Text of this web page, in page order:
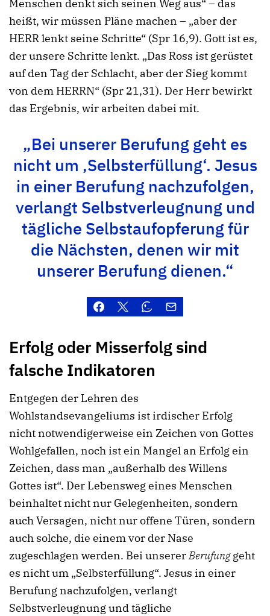
Menschen denkt sich seinen Weg aus“ – das
heißt, wir müssen Pläne machen – „aber der
HERR lenkt seine Schritte“ (Spr 16,9). Gott ist es,
der unsere Schritte lenkt. „Das Ross ist gerüstet
auf den Tag der Schlacht, aber der Sieg kommt
von dem HERRN“ (Spr 21,31). Der Herr bewirkt
das Ergebnis, wir arbeiten dabei mit.
„Bei unserer Berufung geht es
nicht um ‚Selbsterfüllung‘. Jesus
in einer Berufung nachzufolgen,
verlangt Selbstverleugnung und
tägliche Selbstaufopferung für
die Nächsten, denen wir mit
unserer Berufung dienen.“
Erfolg oder Misserfolg sind
falsche Indikatoren
Entgegen der Lehren des
Wohlstandsevangeliums ist irdischer Erfolg
nicht notwendigerweise ein Zeichen von Gottes
Wohlgefallen, noch ist ein Mangel an Erfolg ein
Zeichen, dass man „außerhalb des Willens
Gottes ist“. Der Lebensweg eines Menschen
beinhaltet nicht nur Gelegenheiten, sondern
auch Versagen, nicht nur offene Türen, sondern
auch solche, die einem vor der Nase
zugeschlagen werden. Bei unsererBerufunggeht
es nicht um „Selbsterfüllung“. Jesus in einer
Berufung nachzufolgen, verlangt
Selbstverleugnung und tägliche